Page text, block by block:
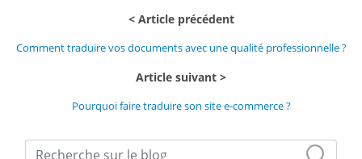
Article précédent
Comment traduire vos documents avec une qualité professionnelle ?
Article suivant
Pourquoi faire traduire son site e-commerce ?